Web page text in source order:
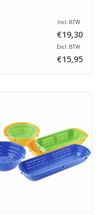
Incl. BTW
€19,30
Excl. BTW
€15,95